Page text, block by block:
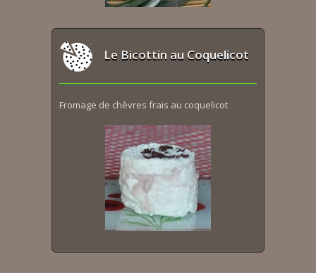
Le Bicottin au Coquelicot
Fromage de chèvres frais au coquelicot